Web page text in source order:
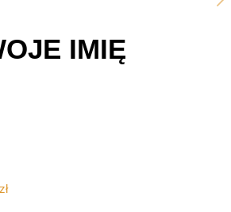
IMIĘ
zł